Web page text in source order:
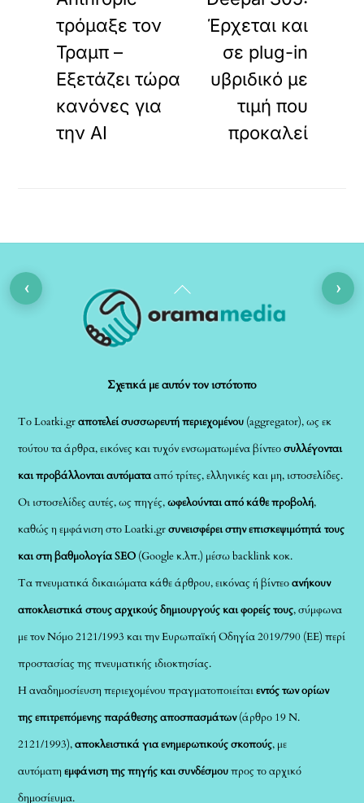
τρόμαξε τον
Τραμπ –
Εξετάζει τώρα
κανόνες για
την ΑΙ
Έρχεται και
σε plug-in
υβριδικό με
τιμή που
προκαλεί
Back
To
Σχετικά με αυτόν τον ιστότοπο
Το Loatki.grαποτελεί συσσωρευτή περιεχομένου (aggregator), ως εκ
τούτου τα άρθρα, εικόνες και τυχόν ενσωματωμένα βίντεοσυλλέγονται
και προβάλλονται αυτόματααπό τρίτες, ελληνικές και μη, ιστοσελίδες.
Οι ιστοσελίδες αυτές, ως πηγές,ωφελούνται από κάθε προβολή,
καθώς η εμφάνιση στο Loatki.grσυνεισφέρει στην επισκεψιμότητά τους
και στη βαθμολογία SEO (Google κ.λπ.) μέσω backlink κοκ.
Τα πνευματικά δικαιώματα κάθε άρθρου, εικόνας ή βίντεοανήκουν
αποκλειστικά στους αρχικούς δημιουργούς και φορείς τους, σύμφωνα
με τον Νόμο 2121/1993 και την Ευρωπαϊκή Οδηγία 2019/790 (ΕΕ) περί
προστασίας της πνευματικής ιδιοκτησίας.
Η αναδημοσίευση περιεχομένου πραγματοποιείταιεντός των ορίων
της επιτρεπόμενης παράθεσης αποσπασμάτων(άρθρο 19 Ν.
2121/1993),αποκλειστικά για ενημερωτικούς σκοπούς, με
αυτόματηεμφάνιση της πηγής και συνδέσμουπρος το αρχικό
δημοσίευμα.
‹ ›